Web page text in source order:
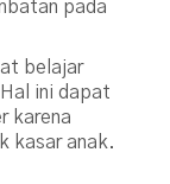
pada
belajar
ini dapat
karena
kasar anak.